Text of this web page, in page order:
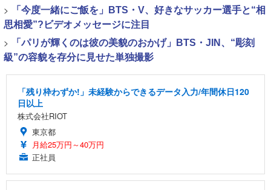
>
「今度一緒にご飯を」BTS・V、好きなサッカー選手と“相
思相愛”?ビデオメッセージに注目
>
「パリが輝くのは彼の美貌のおかげ」BTS・JIN、“彫刻
級”の容貌を存分に見せた単独撮影
「残り枠わずか!」未経験からできるデータ入力/年間休日120
日以上
株式会社RIOT
東京都
月給25万円～40万円
正社員